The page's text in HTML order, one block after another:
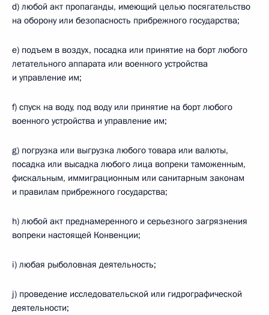
d) любой акт пропаганды, имеющий целью посягательство
на оборону или безопасность прибрежного государства;
e) подъем в воздух, посадка или принятие на борт любого
летательного аппарата или военного устройства
и управление им;
f) спуск на воду, под воду или принятие на борт любого
военного устройства и управление им;
g) погрузка или выгрузка любого товара или валюты,
посадка или высадка любого лица вопреки таможенным,
фискальным, иммиграционным или санитарным законам
и правилам прибрежного государства;
h) любой акт преднамеренного и серьезного загрязнения
вопреки настоящей Конвенции;
i) любая рыболовная деятельность;
j) проведение исследовательской или гидрографической
деятельности;